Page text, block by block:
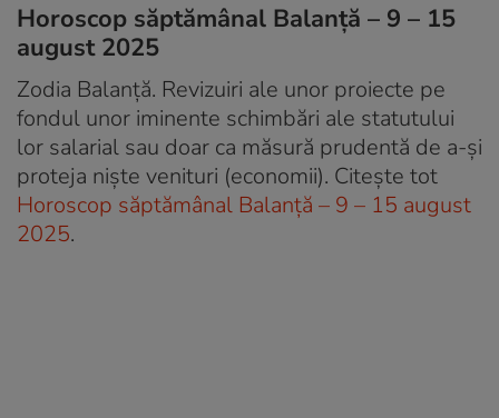
Horoscop săptămânal Balanță – 9 – 15
august 2025
Zodia Balanță. Revizuiri ale unor proiecte pe
fondul unor iminente schimbări ale statutului
lor salarial sau doar ca măsură prudentă de a-și
proteja niște venituri (economii). Citește tot
Horoscop săptămânal Balanță – 9 – 15 august
2025.